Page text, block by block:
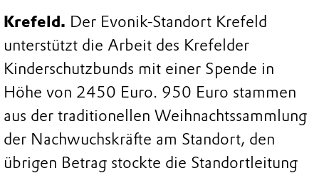
Krefeld. Der Evonik-Standort Krefeld
unterstützt die Arbeit des Krefelder
Kinderschutzbunds mit einer Spende in
Höhe von 2450 Euro. 950 Euro stammen
aus der traditionellen Weihnachtssammlung
der Nachwuchskräfte am Standort, den
übrigen Betrag stockte die Standortleitung